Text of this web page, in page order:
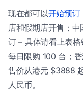
现在都可以开始预订
店和假期店开售；
订 – 具体请看上表
每日限购 100 台；
售价从港元 $3888
人民币。